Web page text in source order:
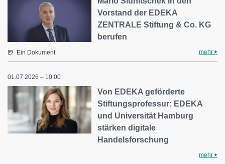
Vorstand der EDEKA
ZENTRALE Stiftung & Co. KG
berufen
Ein Dokument mehr
01.07.2026 – 10:00
Von EDEKA geförderte
Stiftungsprofessur: EDEKA
und Universität Hamburg
stärken digitale
Handelsforschung
mehr